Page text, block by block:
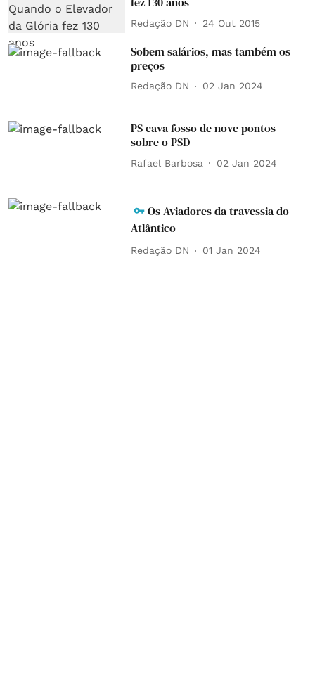
Redação DN 24 Out 2015
Sobem salários, mas também os
preços
Redação DN 02 Jan 2024
PS cava fosso de nove pontos
sobre o PSD
Rafael Barbosa 02 Jan 2024
Os Aviadores da travessia do
Atlântico
Redação DN 01 Jan 2024